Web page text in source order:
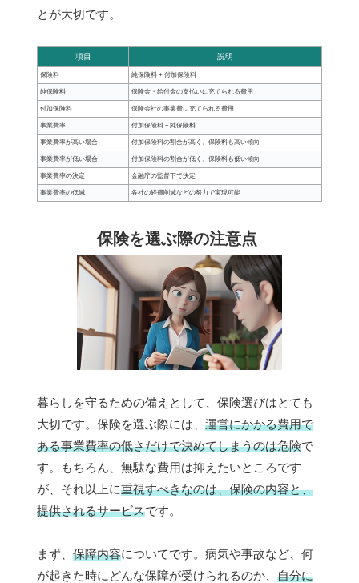
とが大切です。
項目 説明
保険料 純保険料 + 付加保険料
純保険料 保険金・給付金の支払いに充てられる費用
付加保険料 保険会社の事業費に充てられる費用
事業費率 付加保険料 ÷ 純保険料
事業費率が高い場合 付加保険料の割合が高く、保険料も高い傾向
事業費率が低い場合 付加保険料の割合が低く、保険料も低い傾向
事業費率の決定 金融庁の監督下で決定
事業費率の低減 各社の経費削減などの努力で実現可能
保険を選ぶ際の注意点
暮らしを守るための備えとして、保険選びはとても
大切です。保険を選ぶ際には、 運営にかかる費用で
ある事業費率の低さだけで決めてしまうのは危険で
す。もちろん、無駄な費用は抑えたいところです
が、それ以上に重視すべきなのは、保険の内容と、
提供されるサービスです。
まず、 保障内容についてです。病気や事故など、何
が起きた時にどんな保障が受けられるのか、 自分に